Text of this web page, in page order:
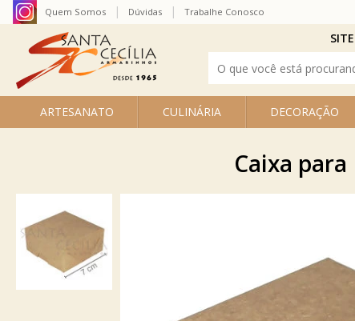
ARTESANATO CULINÁRIA DECORAÇÃO
Quem Somos Dúvidas Trabalhe Conosco
Caixa para